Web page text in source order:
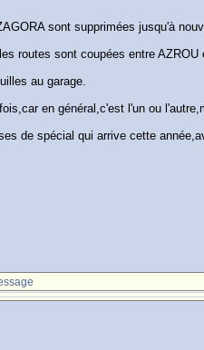
sont supprimées jusqu'à
routes sont coupées entre
au garage.
en général,c'est l'un ou
de spécial qui arrive cette